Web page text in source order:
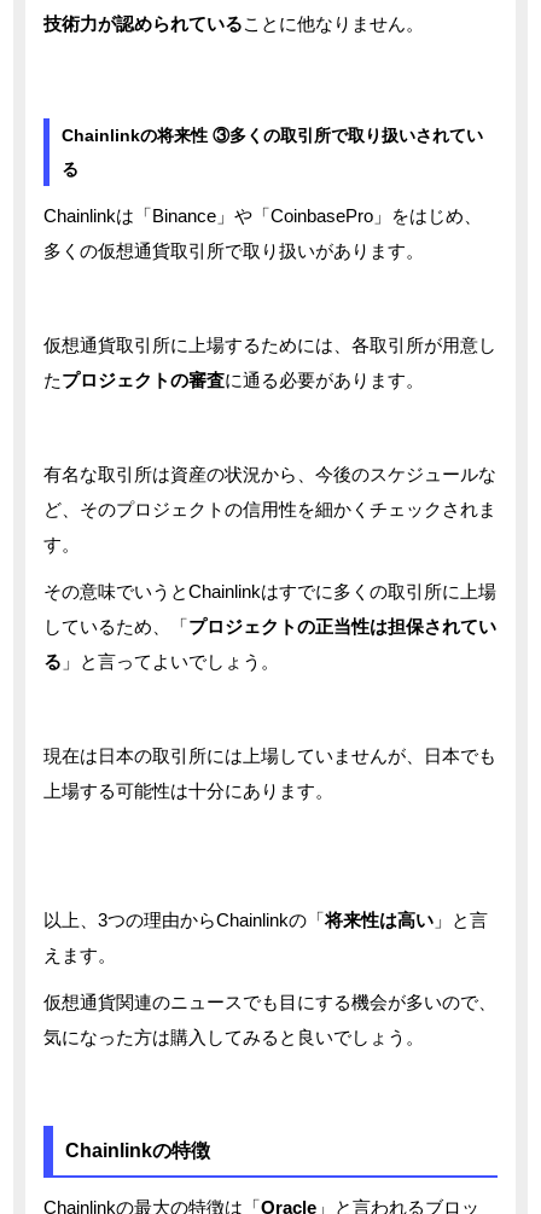
技術力が認められていることに他なりません。
Chainlinkの将来性 ③多くの取引所で取り扱いされてい
る
Chainlinkは「Binance」や「CoinbasePro」をはじめ、
多くの仮想通貨取引所で取り扱いがあります。
仮想通貨取引所に上場するためには、各取引所が用意し
たプロジェクトの審査に通る必要があります。
有名な取引所は資産の状況から、今後のスケジュールな
ど、そのプロジェクトの信用性を細かくチェックされま
す。
その意味でいうとChainlinkはすでに多くの取引所に上場
しているため、「プロジェクトの正当性は担保されてい
る 」と言ってよいでしょう。
現在は日本の取引所には上場していませんが、日本でも
上場する可能性は十分にあります。
以上、3つの理由からChainlinkの「将来性は高い 」と言
えます。
仮想通貨関連のニュースでも目にする機会が多いので、
気になった方は購入してみると良いでしょう。
Chainlinkの特徴
Chainlinkの最大の特徴は「Oracle 」と言われるブロッ